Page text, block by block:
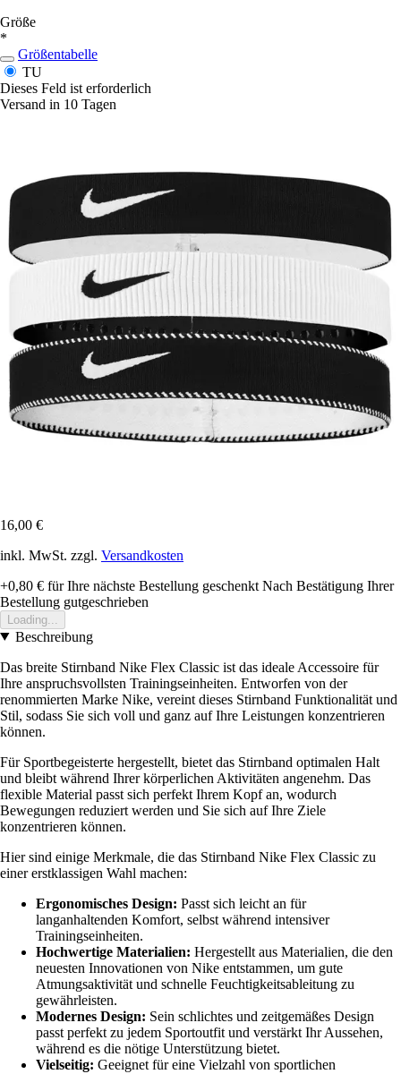
Größe
*
Größentabelle
TU
Dieses Feld ist erforderlich
Versand in 10 Tagen
16,00 €
inkl. MwSt. zzgl. Versandkosten
+0,80 € für Ihre nächste Bestellung geschenkt Nach Bestätigung Ihrer
Bestellung gutgeschrieben
Loading...
Beschreibung
Das breite Stirnband Nike Flex Classic ist das ideale Accessoire für
Ihre anspruchsvollsten Trainingseinheiten. Entworfen von der
renommierten Marke Nike, vereint dieses Stirnband Funktionalität und
Stil, sodass Sie sich voll und ganz auf Ihre Leistungen konzentrieren
können.
Für Sportbegeisterte hergestellt, bietet das Stirnband optimalen Halt
und bleibt während Ihrer körperlichen Aktivitäten angenehm. Das
flexible Material passt sich perfekt Ihrem Kopf an, wodurch
Bewegungen reduziert werden und Sie sich auf Ihre Ziele
konzentrieren können.
Hier sind einige Merkmale, die das Stirnband Nike Flex Classic zu
einer erstklassigen Wahl machen:
Ergonomisches Design: Passt sich leicht an für
langanhaltenden Komfort, selbst während intensiver
Trainingseinheiten.
Hochwertige Materialien: Hergestellt aus Materialien, die den
neuesten Innovationen von Nike entstammen, um gute
Atmungsaktivität und schnelle Feuchtigkeitsableitung zu
gewährleisten.
Modernes Design: Sein schlichtes und zeitgemäßes Design
passt perfekt zu jedem Sportoutfit und verstärkt Ihr Aussehen,
während es die nötige Unterstützung bietet.
Vielseitig: Geeignet für eine Vielzahl von sportlichen